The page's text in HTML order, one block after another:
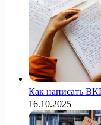
Как написать
16.10.2025